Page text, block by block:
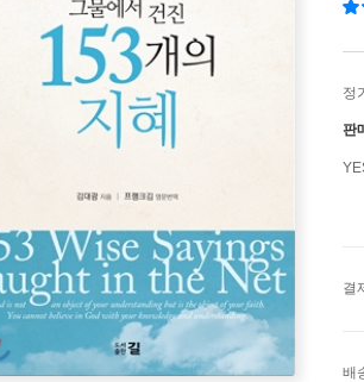
정
판
결
배